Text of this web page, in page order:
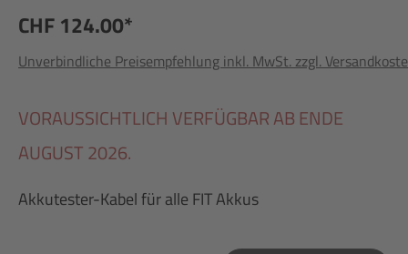
CHF 124.00*
Unverbindliche Preisempfehlung inkl. MwSt. zzgl.
VORAUSSICHTLICH VERFÜGBAR AB ENDE
AUGUST 2026.
Akkutester-Kabel für alle FIT Akkus